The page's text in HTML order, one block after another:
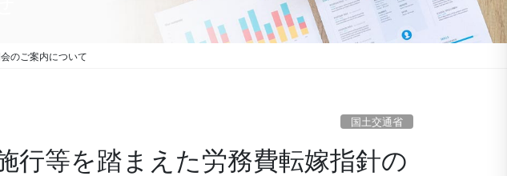
のご案内について
国土交通省
行等を踏まえた労務費転嫁指針の